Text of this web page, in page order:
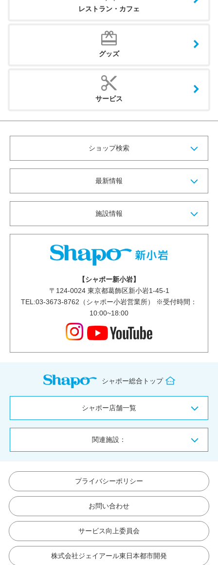
レストラン・カフェ
グッズ
サービス
ショップ検索
最新情報
施設情報
【シャポー新小岩】
〒 124-0024東京都葛飾区新小岩1-45-1
TEL:03-3673-8762（シャポー小岩営業所） ※受付時間：
10:00~18:00
シャポー総合トップ
シャポー店舗一覧
関連施設：
プライバシーポリシー
お問い合わせ
サービス向上委員会
株式会社ジェイアール東日本都市開発